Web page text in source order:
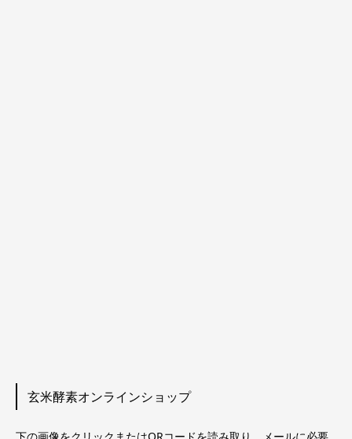
玄米酵素オンラインショップ